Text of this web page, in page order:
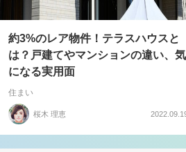
約3%のレア物件！テラスハウスと
は？戸建てやマンションの違い、気
になる実用面
住まい
桜木 理恵